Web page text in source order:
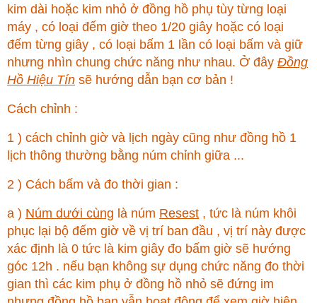
kim dài hoặc kim nhỏ ở đồng hồ phụ tùy từng loại
máy , có loại đếm giờ theo 1/20 giây hoặc có loại
đếm từng giây , có loại bấm 1 lần có loại bấm và giữ
nhưng nhìn chung chức năng như nhau. Ở đây Đồng
Hồ Hiệu Tín sẽ hướng dẫn bạn cơ bản !
Cách chỉnh :
1 ) cách chỉnh giờ và lịch ngày cũng như đồng hồ 1
lịch thông thường bằng núm chỉnh giữa ...
2 ) Cách bấm và đo thời gian :
a ) Núm dưới cùng là núm Resest , tức là núm khôi
phục lại bộ đếm giờ về vị trí ban đầu , vị trí này được
xác định là 0 tức là kim giây đo bấm giờ sẽ hướng
góc 12h . nếu bạn không sự dụng chức năng đo thời
gian thì các kim phụ ở đồng hồ nhỏ sẽ đứng im